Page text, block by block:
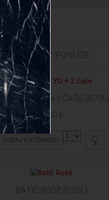
IZ PONUDE
10 YO + 2 ČAŠE (0,70L)
61,50 €
DODAJ U KOŠARICU
BATIČ ROSÉ (0,75L)